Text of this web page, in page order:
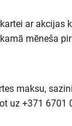
ar akcijas
mēneša
maksu,
uz +371 6701